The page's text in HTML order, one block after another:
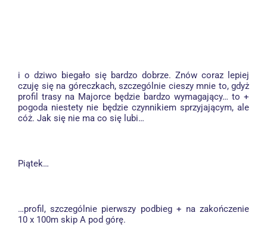
i o dziwo biegało się bardzo dobrze. Znów coraz lepiej
czuję się na góreczkach, szczególnie cieszy mnie to, gdyż
profil trasy na Majorce będzie bardzo wymagający… to +
pogoda niestety nie będzie czynnikiem sprzyjającym, ale
cóż. Jak się nie ma co się lubi…
Piątek…
…profil, szczególnie pierwszy podbieg + na zakończenie
10 x 100m skip A pod górę.